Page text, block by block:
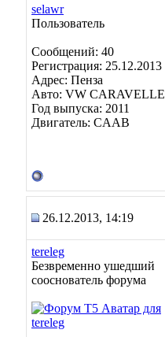
selawr
Пользователь
Сообщений: 40
Регистрация: 25.12.2013
Адрес: Пенза
Авто: VW CARAVELLE
Год выпуска: 2011
Двигатель: CAAB
26.12.2013, 14:19
tereleg
Безвременно ушедший
сооснователь форума